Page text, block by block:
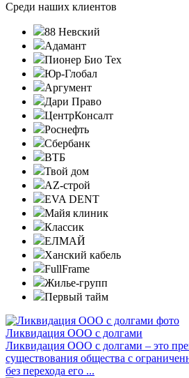
Среди наших клиентов
88 Невский
Адамант
Пионер Био Тех
Юр-Глобал
Аргумент
Дари Право
ЦентрКонсалт
Роснефть
Сбербанк
ВТБ
Твой дом
AZ-строй
EVA DENT
Майя клиник
Классик
ЕЛМАЙ
Ханский кабель
FullFrame
Жилье-групп
Первый тайм
Ликвидация ООО с долгами
Ликвидация ООО с долгами – это
существования общества с
без перехода его ...